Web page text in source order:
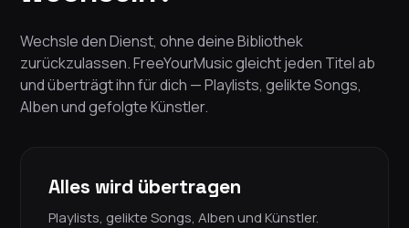
Wechsle den Dienst, ohne deine Bibliothek
zurückzulassen. FreeYourMusic gleicht jeden Titel ab
und überträgt ihn für dich — Playlists, gelikte Songs,
Alben und gefolgte Künstler.
Alles wird übertragen
Playlists, gelikte Songs, Alben und Künstler.